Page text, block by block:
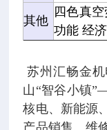
其他
四色真
功能 经
苏州汇畅金
山“智谷小镇
核电、新能源
产品销售、维